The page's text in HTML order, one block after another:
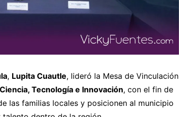
, Lupita Cuautle, lideró la Mesa de Vinculación
Tecnología e Innovación, con el fin de
las familias locales y posicionen al municipio